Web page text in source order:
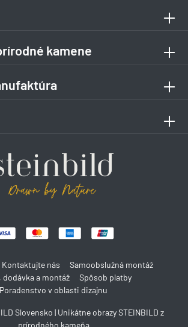
kamene
Slovensko | Unikátne obrazy STEINBILD z
Kontaktujte nás
Samoobslužná montáž
dodávka a montáž
Spôsob platby
Poradenstvo v oblasti dizajnu